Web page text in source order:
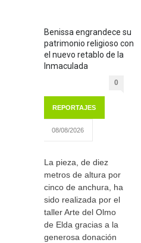
Benissa engrandece su
patrimonio religioso con
el nuevo retablo de la
Inmaculada
0
REPORTAJES
08/08/2026
La pieza, de diez
metros de altura por
cinco de anchura, ha
sido realizada por el
taller Arte del Olmo
de Elda gracias a la
generosa donación